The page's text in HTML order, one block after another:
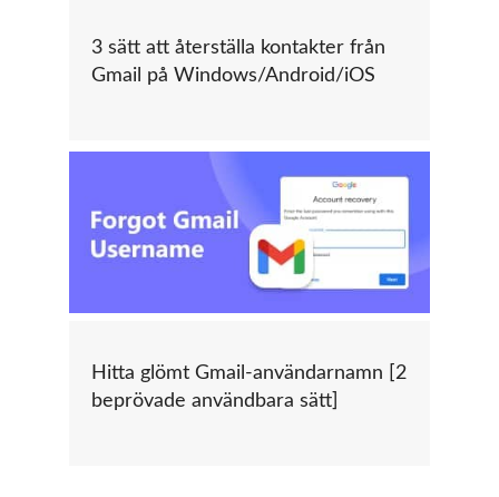
3 sätt att återställa kontakter från
Gmail på Windows/Android/iOS
Hitta glömt Gmail-användarnamn [2
beprövade användbara sätt]